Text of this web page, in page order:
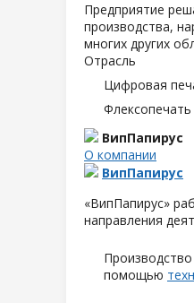
Предприятие
производства,
многих других
Отрасль
Цифровая
ВипПапирус
О компании
ВипПапирус
«ВипПапирус»
направления
помощью